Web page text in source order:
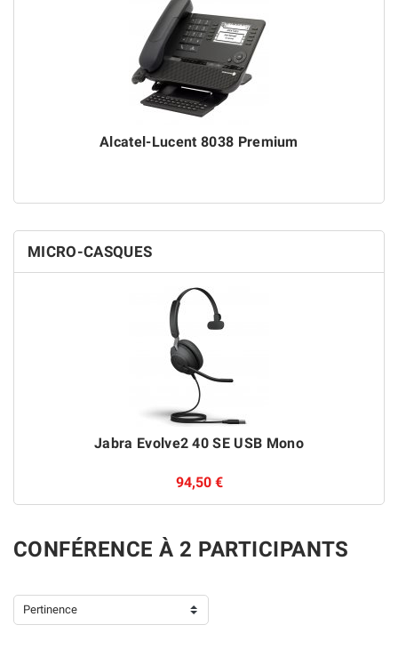
Alcatel-Lucent 8038 Premium
MICRO-CASQUES
Jabra Evolve2 40 SE USB Mono
94,50 €
CONFÉRENCE À 2 PARTICIPANTS
Pertinence